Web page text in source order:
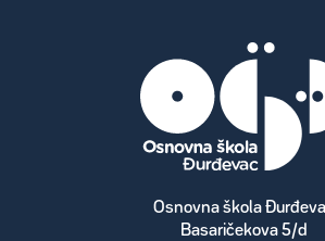
Osnovna škola
Basaričekova 5/d